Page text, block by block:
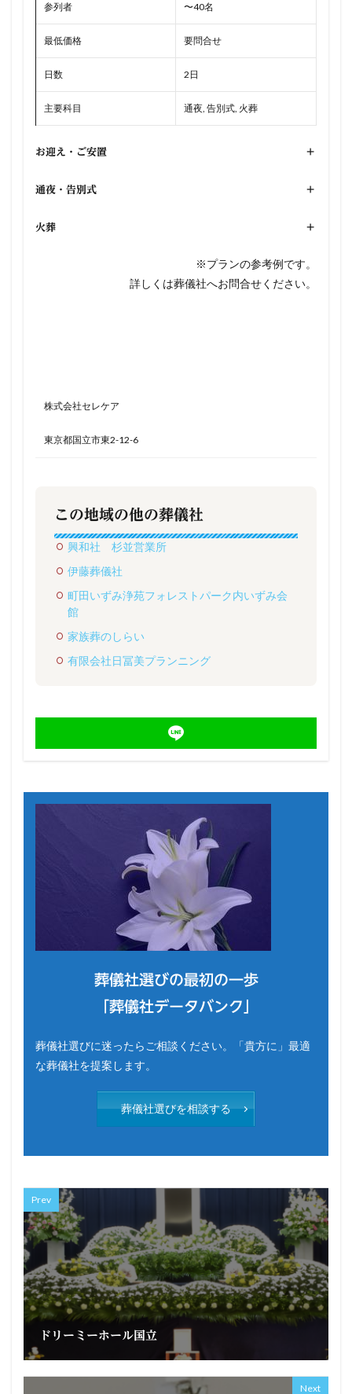
参列者 〜40名
最低価格 要問合せ
日数 2日
主要科目 通夜, 告別式, 火葬
お迎え・ご安置 +
通夜・告別式 +
火葬 +
※プランの参考例です。
詳しくは葬儀社へお問合せください。
株式会社セレケア
東京都国立市東2-12-6
この地域の他の葬儀社
興和社 杉並営業所
伊藤葬儀社
町田いずみ浄苑フォレストパーク内いずみ会
館
家族葬のしらい
有限会社日冨美プランニング
葬儀社選びの最初の一歩
「葬儀社データバンク」
葬儀社選びに迷ったらご相談ください。「貴方に」最適
な葬儀社を提案します。
葬儀社選びを相談する
Prev
ドリーミーホール国立
Next